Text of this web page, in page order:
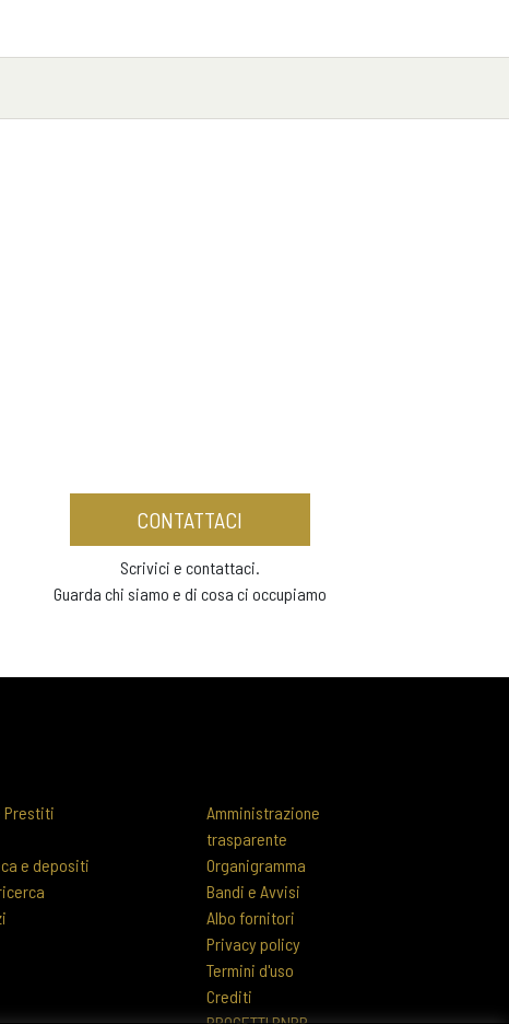
CONTATTACI
Scrivici e contattaci.
Guarda chi siamo e di cosa ci occupiamo
Prestiti
e depositi
Amministrazione
trasparente
Organigramma
Bandi e Avvisi
Albo fornitori
Privacy policy
Termini d'uso
Crediti